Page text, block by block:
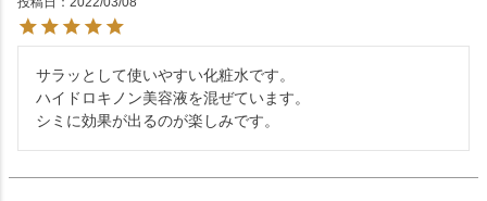
サラッとして使いやすい化粧水です。
ハイドロキノン美容液を混ぜています。
シミに効果が出るのが楽しみです。